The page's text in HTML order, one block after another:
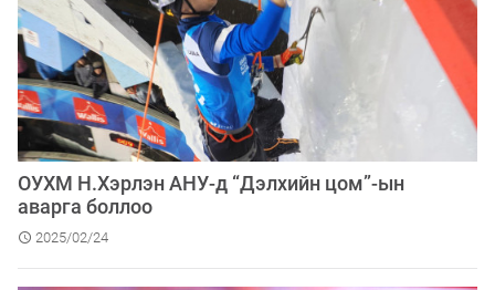
ОУХМ Н.Хэрлэн АНУ-д “Дэлхийн цом”-ын
аварга боллоо
2025/02/24